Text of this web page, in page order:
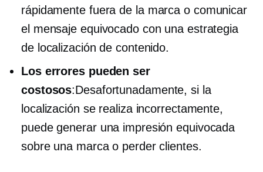
rápidamente fuera de la marca o comunicar
el mensaje equivocado con una estrategia
de localización de contenido.
Los errores pueden ser
costosos:Desafortunadamente, si la
localización se realiza incorrectamente,
puede generar una impresión equivocada
sobre una marca o perder clientes.